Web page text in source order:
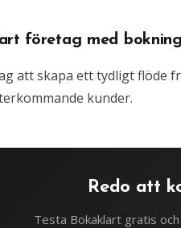
företag med
att skapa ett tydligt flöde
kunder.
Redo att
Testa Bokaklart gratis